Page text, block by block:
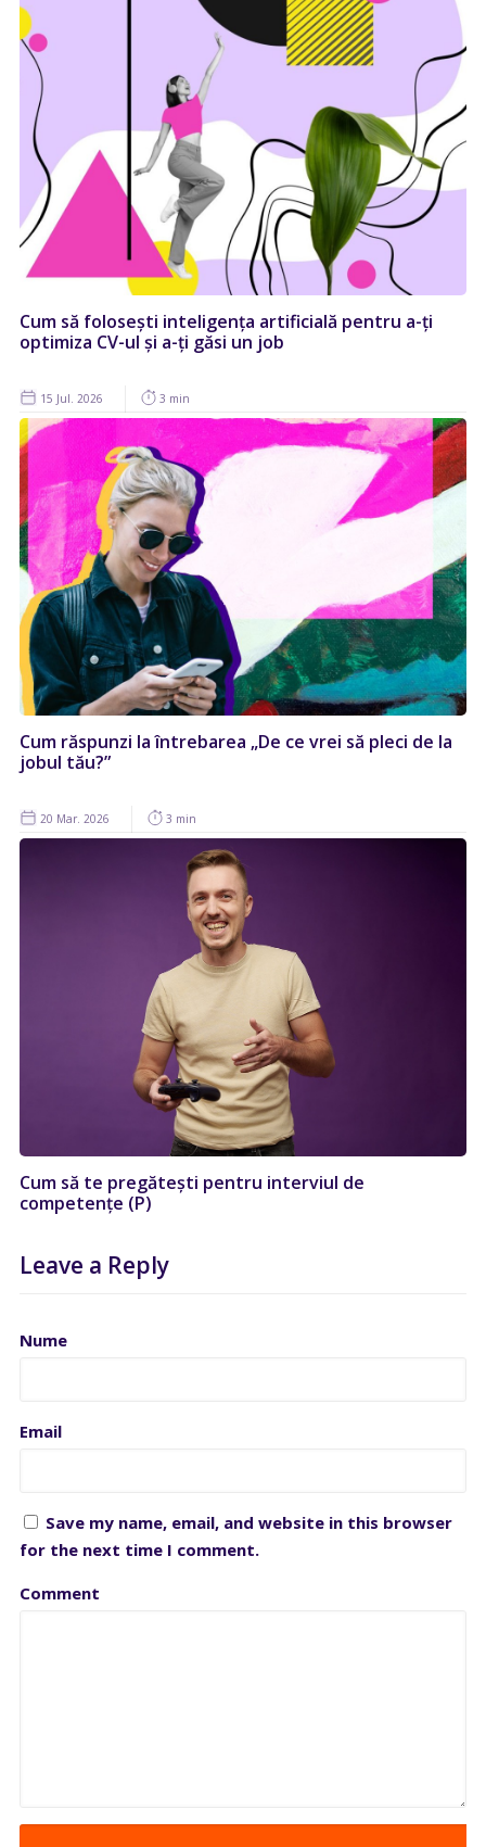
Cum să folosești inteligența artificială pentru a-ți
optimiza CV-ul și a-ți găsi un job
15 Jul. 2026 3 min
Cum răspunzi la întrebarea „De ce vrei să pleci de la
jobul tău?”
20 Mar. 2026 3 min
Cum să te pregătești pentru interviul de
competențe (P)
Leave a Reply
Nume
Email
Save my name, email, and website in this browser
for the next time I comment.
Comment